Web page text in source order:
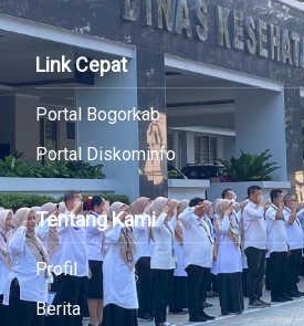
Link Cepat
Portal Bogorkab
Portal Diskominfo
Tentang Kami
Profil
Berita